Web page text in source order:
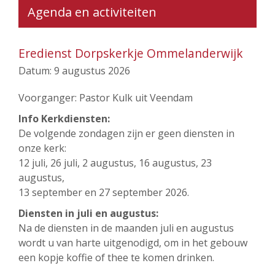
Agenda en activiteiten
Eredienst Dorpskerkje Ommelanderwijk
Datum: 9 augustus 2026
Voorganger: Pastor Kulk uit Veendam
Info Kerkdiensten:
De volgende zondagen zijn er geen diensten in
onze kerk:
12 juli, 26 juli, 2 augustus, 16 augustus, 23
augustus,
13 september en 27 september 2026.
Diensten in juli en augustus:
Na de diensten in de maanden juli en augustus
wordt u van harte uitgenodigd, om in het gebouw
een kopje koffie of thee te komen drinken.